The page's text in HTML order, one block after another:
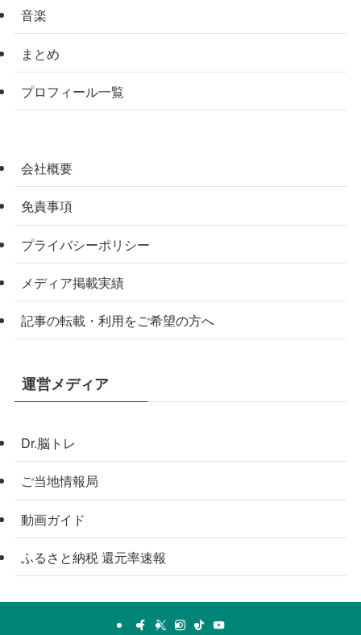
音楽
まとめ
プロフィール一覧
会社概要
免責事項
プライバシーポリシー
メディア掲載実績
記事の転載・利用をご希望の方へ
運営メディア
Dr.脳トレ
ご当地情報局
動画ガイド
ふるさと納税 還元率速報